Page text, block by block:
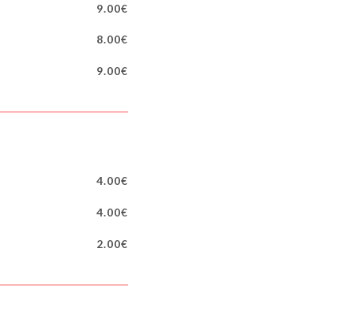
9.00€
8.00€
9.00€
4.00€
4.00€
2.00€